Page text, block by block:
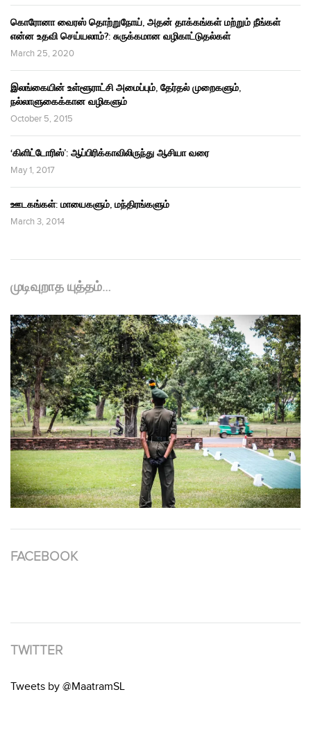
கொரோனா வைரஸ் தொற்றுநோய், அதன் தாக்கங்கள் மற்றும் நீங்கள்
என்ன உதவி செய்யலாம்?: சுருக்கமான வழிகாட்டுதல்கள்
March 25, 2020
இலங்கையின் உள்ளூராட்சி அமைப்பும், தேர்தல் முறைகளும்,
நல்லாளுகைக்கான வழிகளும்
October 5, 2015
‘கிளிட்டோரிஸ்’: ஆப்பிரிக்காவிலிருந்து ஆசியா வரை
May 1, 2017
ஊடகங்கள்: மாயைகளும், மந்திரங்களும்
March 3, 2014
முடிவுறாத யுத்தம்…
FACEBOOK
TWITTER
Tweets by @MaatramSL